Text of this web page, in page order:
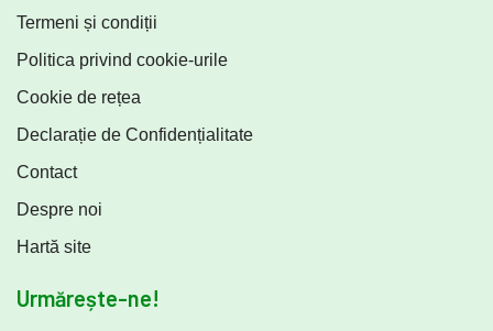
Termeni și condiții
Politica privind cookie-urile
Cookie de rețea
Declarație de Confidențialitate
Contact
Despre noi
Hartă site
Urmărește-ne!